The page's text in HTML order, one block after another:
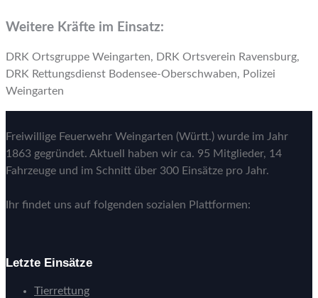
Weitere Kräfte im Einsatz:
DRK Ortsgruppe Weingarten, DRK Ortsverein Ravensburg,
DRK Rettungsdienst Bodensee-Oberschwaben, Polizei
Weingarten
Freiwillige Feuerwehr Weingarten (Württ.) wurde im Jahr
1863 gegründet. Aktuell haben wir ca. 95 Mitglieder, 14
Fahrzeuge und im Schnitt über 300 Einsätze pro Jahr.
Ihr findet uns auf folgenden sozialen Plattformen:
Letzte Einsätze
Tierrettung